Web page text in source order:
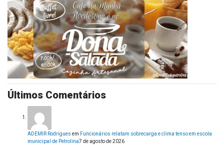
Últimos Comentários
ADEMIR Rodrigues em Funcionários relatam sobrecarga e clima tenso em escola
municipal de Petrolina7 de agosto de 2026